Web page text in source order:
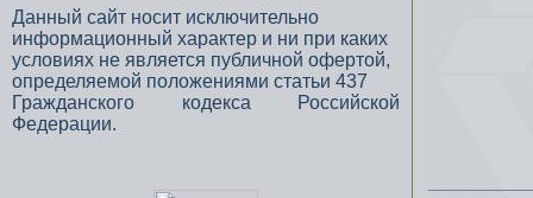
Данный сайт носит исключительно
информационный характер и ни при каких
условиях не является публичной офертой,
определяемой положениями статьи 437
Гражданского кодекса Российской
Федерации.